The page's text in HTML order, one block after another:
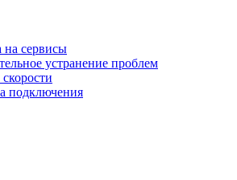
на сервисы
устранение проблем
подключения